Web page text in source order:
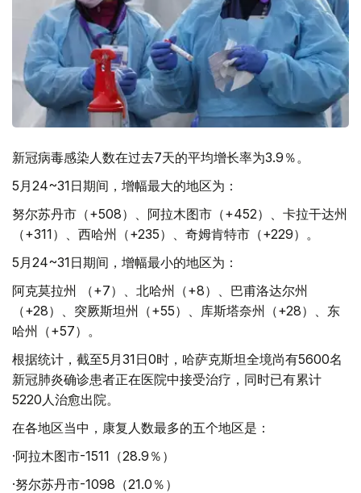
新冠病毒感染人数在过去7天的平均增长率为3.9％。
5月24~31日期间，增幅最大的地区为：
努尔苏丹市（+508）、阿拉木图市（+452）、卡拉干达州
（+311）、西哈州（+235）、奇姆肯特市（+229）。
5月24~31日期间，增幅最小的地区为：
阿克莫拉州 （+7）、北哈州（+8）、巴甫洛达尔州
（+28）、突厥斯坦州（+55）、库斯塔奈州（+28）、东
哈州（+57）。
根据统计，截至5月31日0时，哈萨克斯坦全境尚有5600名
新冠肺炎确诊患者正在医院中接受治疗，同时已有累计
5220人治愈出院。
在各地区当中，康复人数最多的五个地区是：
·阿拉木图市-1511（28.9％）
·努尔苏丹市-1098（21.0％）